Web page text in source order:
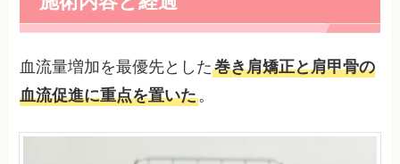
血流量増加を最優先とした巻き肩矯正と肩甲骨の
血流促進に重点を置いた。